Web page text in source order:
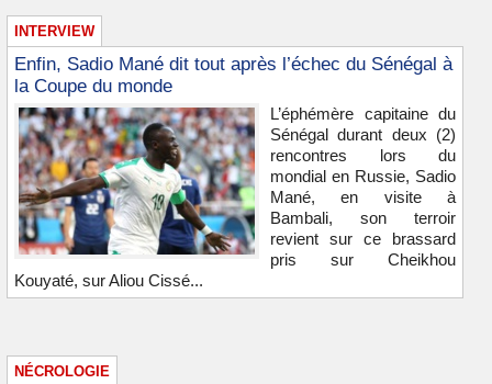
INTERVIEW
Enfin, Sadio Mané dit tout après l’échec du Sénégal à
la Coupe du monde
L’éphémère capitaine du
Sénégal durant deux (2)
rencontres lors du
mondial en Russie, Sadio
Mané, en visite à
Bambali, son terroir
revient sur ce brassard
pris sur Cheikhou
Kouyaté, sur Aliou Cissé...
NÉCROLOGIE